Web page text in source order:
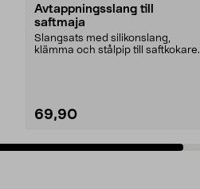
Avtappningsslang till
saftmaja
Slangsats med silikonslang,
klämma och stålpip till saftkokare.
69,90